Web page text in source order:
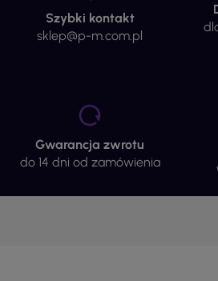
Szybki kontakt
sklep@p-m.com.pl
Gwarancja zwrotu
do 14 dni od zamówienia